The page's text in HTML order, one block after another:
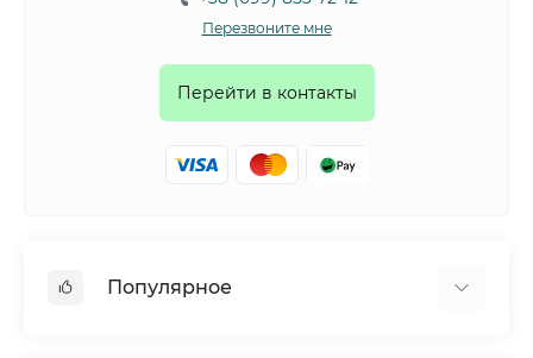
Перезвоните мне
Перейти в контакты
Популярное